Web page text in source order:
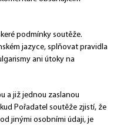
podmínky soutěže.
jazyce, splňovat pravidla
ani útoky na
a již jednou zaslanou
Pořadatel soutěže zjistí, že
jinými osobními údaji, je